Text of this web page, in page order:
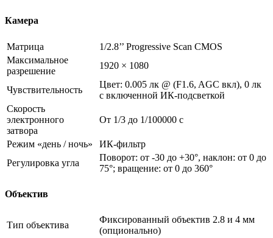
Камера
Матрица
1/2.8’’ Progressive Scan CMOS
Максимальное
разрешение
1920 × 1080
Чувствительность
Цвет: 0.005 лк @ (F1.6, AGC вкл), 0 лк
с включенной ИК-подсветкой
Скорость
электронного
затвора
От 1/3 до 1/100000 с
Режим «день / ночь»
ИК-фильтр
Регулировка угла
Поворот: от -30 до +30°, наклон: от 0 до
75°; вращение: от 0 до 360°
Объектив
Тип объектива
Фиксированный объектив 2.8 и 4 мм
(опционально)